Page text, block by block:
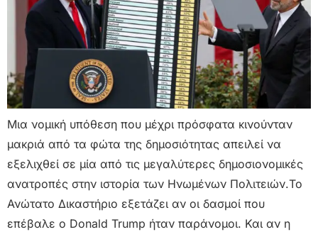
Μια νομική υπόθεση που μέχρι πρόσφατα κινούνταν
μακριά από τα φώτα της δημοσιότητας απειλεί να
εξελιχθεί σε μία από τις μεγαλύτερες δημοσιονομικές
ανατροπές στην ιστορία των Ηνωμένων Πολιτειών.Το
Ανώτατο Δικαστήριο εξετάζει αν οι δασμοί που
επέβαλε ο Donald Trump ήταν παράνομοι. Και αν η